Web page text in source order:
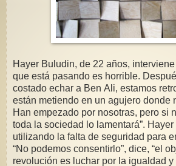
Hayer Buludin, de 22 años,
que está pasando es horrible.
costado echar a Ben Ali, estamos
están metiendo en un agujero donde
Han empezado por nosotras, pero si
toda la sociedad lo lamentará”. Hayer
utilizando la falta de seguridad para
“No podemos consentirlo”, dice, “el
revolución es luchar por la igualdad